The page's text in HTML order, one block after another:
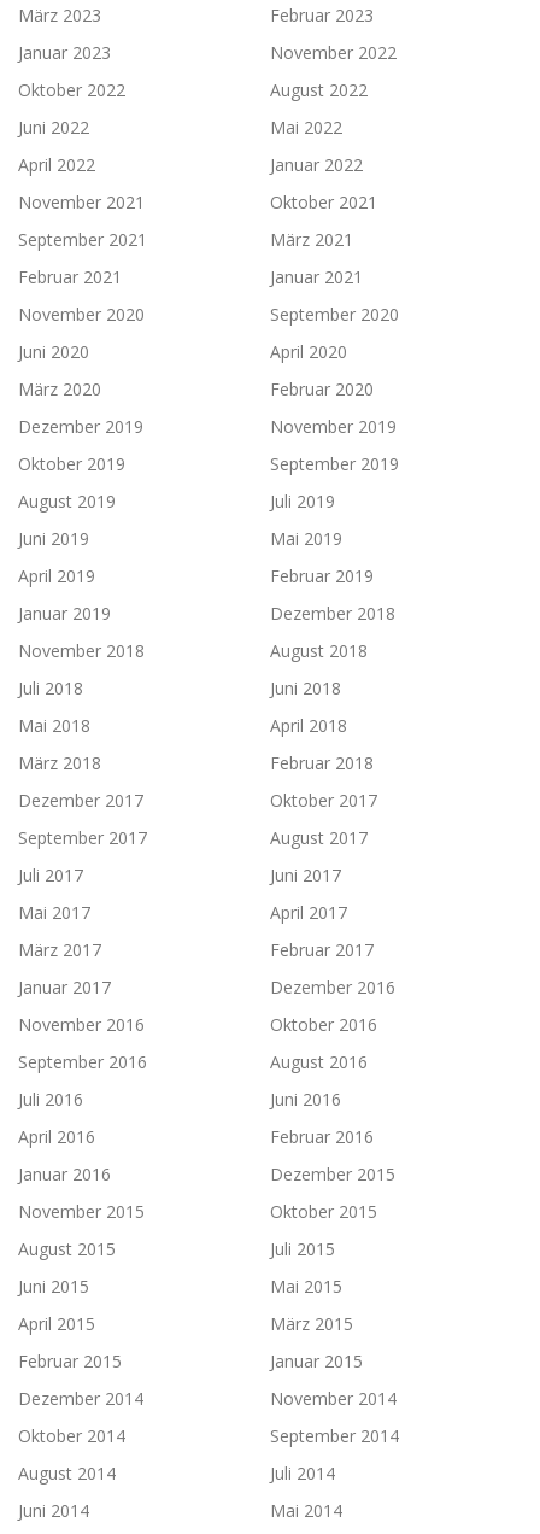
März 2023
Februar 2023
Januar 2023
November 2022
Oktober 2022
August 2022
Juni 2022
Mai 2022
April 2022
Januar 2022
November 2021
Oktober 2021
September 2021
März 2021
Februar 2021
Januar 2021
November 2020
September 2020
Juni 2020
April 2020
März 2020
Februar 2020
Dezember 2019
November 2019
Oktober 2019
September 2019
August 2019
Juli 2019
Juni 2019
Mai 2019
April 2019
Februar 2019
Januar 2019
Dezember 2018
November 2018
August 2018
Juli 2018
Juni 2018
Mai 2018
April 2018
März 2018
Februar 2018
Dezember 2017
Oktober 2017
September 2017
August 2017
Juli 2017
Juni 2017
Mai 2017
April 2017
März 2017
Februar 2017
Januar 2017
Dezember 2016
November 2016
Oktober 2016
September 2016
August 2016
Juli 2016
Juni 2016
April 2016
Februar 2016
Januar 2016
Dezember 2015
November 2015
Oktober 2015
August 2015
Juli 2015
Juni 2015
Mai 2015
April 2015
März 2015
Februar 2015
Januar 2015
Dezember 2014
November 2014
Oktober 2014
September 2014
August 2014
Juli 2014
Juni 2014
Mai 2014